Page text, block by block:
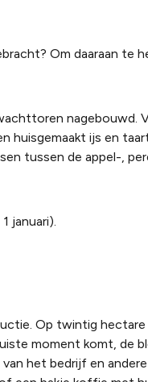
Om daaraan te
nagebouwd.
huisgemaakt ijs en
tussen de appel-,
januari).
Op twintig hectare
moment komt, de
het bedrijf en